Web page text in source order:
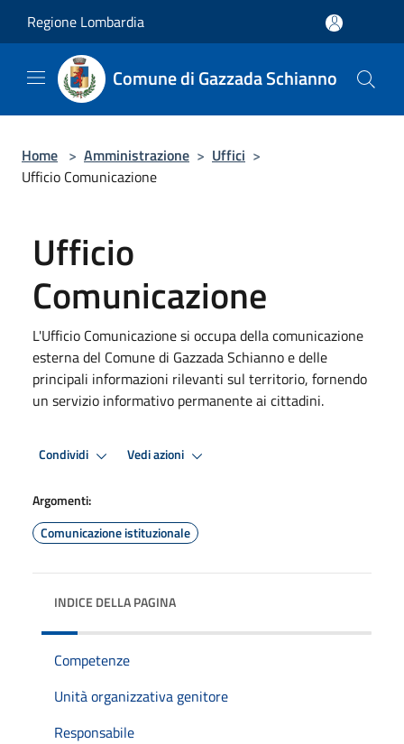
Regione Lombardia
Comune di Gazzada Schianno
Home > Amministrazione > Uffici >
Ufficio Comunicazione
Ufficio
Comunicazione
L'Ufficio Comunicazione si occupa della comunicazione
esterna del Comune di Gazzada Schianno e delle
principali informazioni rilevanti sul territorio, fornendo
un servizio informativo permanente ai cittadini.
Condividi Vedi azioni
Argomenti:
Comunicazione istituzionale
INDICE DELLA PAGINA
Competenze
Unità organizzativa genitore
Responsabile